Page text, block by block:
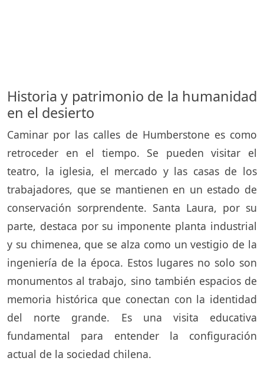
Historia y patrimonio de la humanidad
en el desierto
Caminar por las calles de Humberstone es como
retroceder en el tiempo. Se pueden visitar el
teatro, la iglesia, el mercado y las casas de los
trabajadores, que se mantienen en un estado de
conservación sorprendente. Santa Laura, por su
parte, destaca por su imponente planta industrial
y su chimenea, que se alza como un vestigio de la
ingeniería de la época. Estos lugares no solo son
monumentos al trabajo, sino también espacios de
memoria histórica que conectan con la identidad
del norte grande. Es una visita educativa
fundamental para entender la configuración
actual de la sociedad chilena.